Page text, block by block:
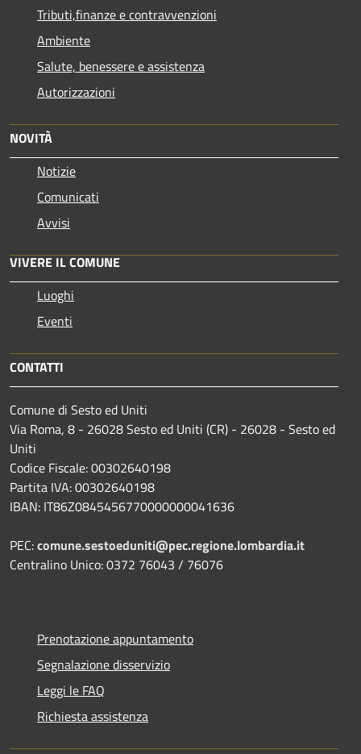
Tributi,finanze e contravvenzioni
Ambiente
Salute, benessere e assistenza
Autorizzazioni
NOVITÀ
Notizie
Comunicati
Avvisi
VIVERE IL COMUNE
Luoghi
Eventi
CONTATTI
Comune di Sesto ed Uniti
Via Roma, 8 - 26028 Sesto ed Uniti (CR) - 26028 - Sesto ed
Uniti
Codice Fiscale: 00302640198
Partita IVA: 00302640198
IBAN: IT86Z0845456770000000041636
PEC:comune.sestoeduniti@pec.regione.lombardia.it
Centralino Unico: 0372 76043 / 76076
Prenotazione appuntamento
Segnalazione disservizio
Leggi le FAQ
Richiesta assistenza